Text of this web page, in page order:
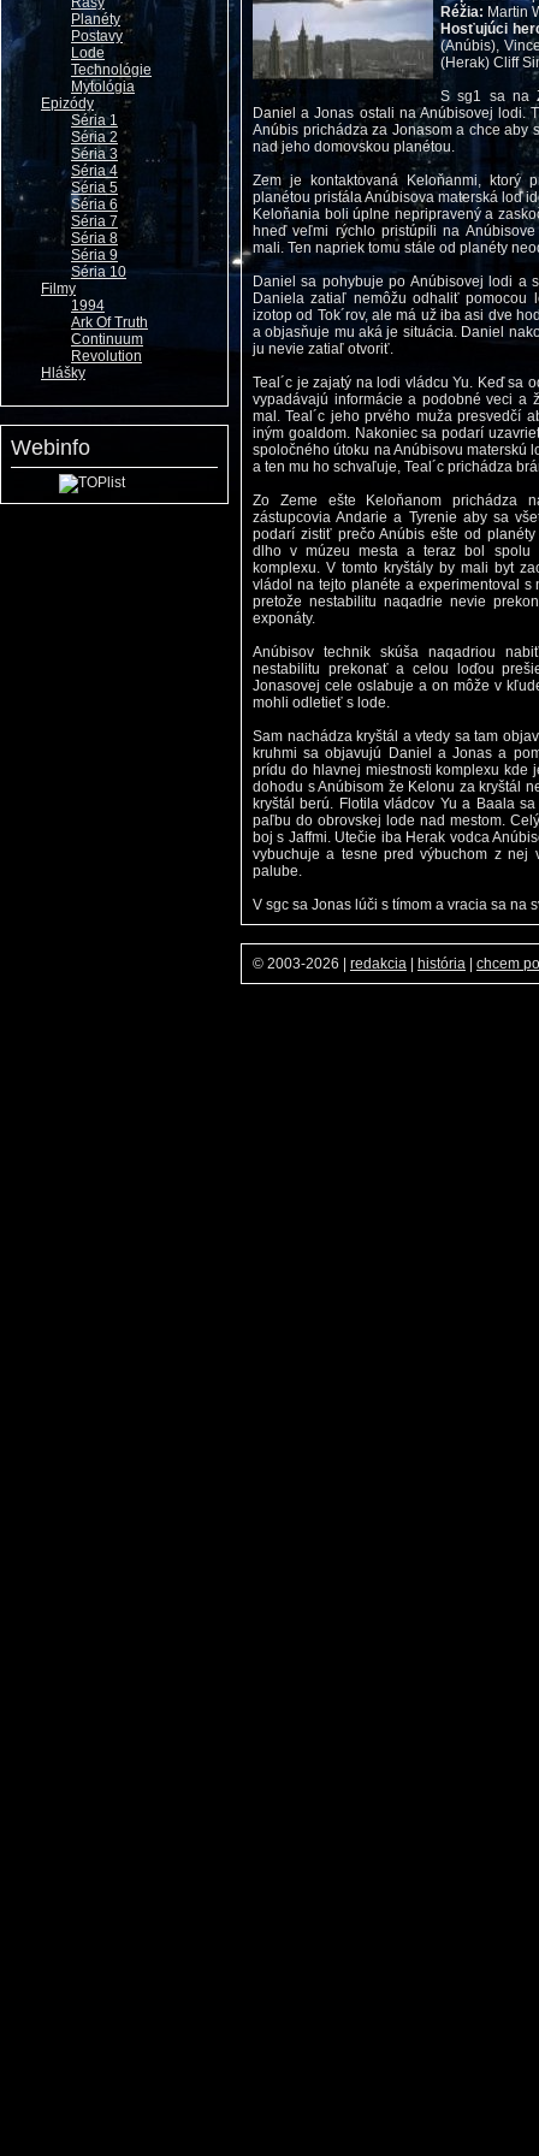
Planéty
Postavy
Lode
Technológie
Mytológia
Epizódy
Séria 1
Séria 2
Séria 3
Séria 4
Séria 5
Séria 6
Séria 7
Séria 8
Séria 9
Séria 10
Filmy
1994
Ark Of Truth
Continuum
Revolution
Hlášky
Webinfo
Réžia: Martin
Hosťujúci
(Anúbis),
(Herak) Cliff
S sg1 sa na
Daniel a Jonas ostali na Anúbisovej lodi.
Anúbis prichádza za Jonasom a chce aby
nad jeho domovskou planétou.
Zem je kontaktovaná Keloňanmi,
planétou pristála Anúbisova materská loď
Keloňania boli úplne nepripravený a
hneď veľmi rýchlo pristúpili na
mali. Ten napriek tomu stále od planéty
Daniel sa pohybuje po Anúbisovej lodi a
Daniela zatiaľ nemôžu odhaliť pomocou
izotop od Tok´rov, ale má už iba asi dve
a objasňuje mu aká je situácia. Daniel
ju nevie zatiaľ otvoriť.
Teal´c je zajatý na lodi vládcu Yu. Keď sa
vypadávajú informácie a podobné veci a
mal. Teal´c jeho prvého muža presvedčí
iným goaldom. Nakoniec sa podarí
spoločného útoku na Anúbisovu materskú
a ten mu ho schvaľuje, Teal´c prichádza
Zo Zeme ešte Keloňanom prichádza
zástupcovia Andarie a Tyrenie aby sa
podarí zistiť prečo Anúbis ešte od
dlho v múzeu mesta a teraz bol spolu
komplexu. V tomto kryštály by mali byt
vládol na tejto planéte a experimentoval
pretože nestabilitu naqadrie nevie
exponáty.
Anúbisov technik skúša naqadriou
nestabilitu prekonať a celou loďou
Jonasovej cele oslabuje a on môže v
mohli odletieť s lode.
Sam nachádza kryštál a vtedy sa tam
kruhmi sa objavujú Daniel a Jonas a
prídu do hlavnej miestnosti komplexu kde
dohodu s Anúbisom že Kelonu za kryštál
kryštál berú. Flotila vládcov Yu a Baala
paľbu do obrovskej lode nad mestom.
boj s Jaffmi. Utečie iba Herak vodca
vybuchuje a tesne pred výbuchom z nej
palube.
V sgc sa Jonas lúči s tímom a vracia sa na
© 2003-2026 redakcia história chcem